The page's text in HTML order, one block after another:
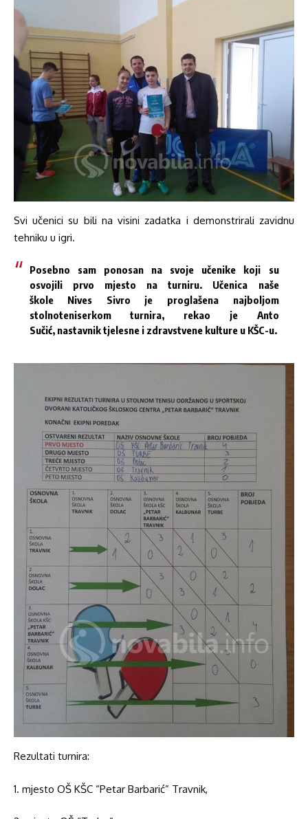
Svi učenici su bili na visini zadatka i demonstrirali zavidnu
tehniku u igri.
Posebno sam ponosan na svoje učenike koji su
osvojili prvo mjesto na turniru. Učenica naše
škole Nives Sivro je proglašena najboljom
stolnoteniserkom turnira, rekao je Anto
Sučić, nastavnik tjelesne i zdravstvene kulture u KŠC-u.
Rezultati turnira:
1. mjesto OŠ KŠC “Petar Barbarić” Travnik,